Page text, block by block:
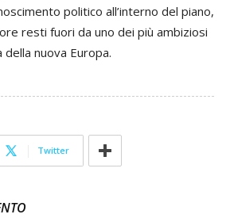
politico all’interno del piano,
resti fuori da uno dei più ambiziosi
nuova Europa.
Twitter